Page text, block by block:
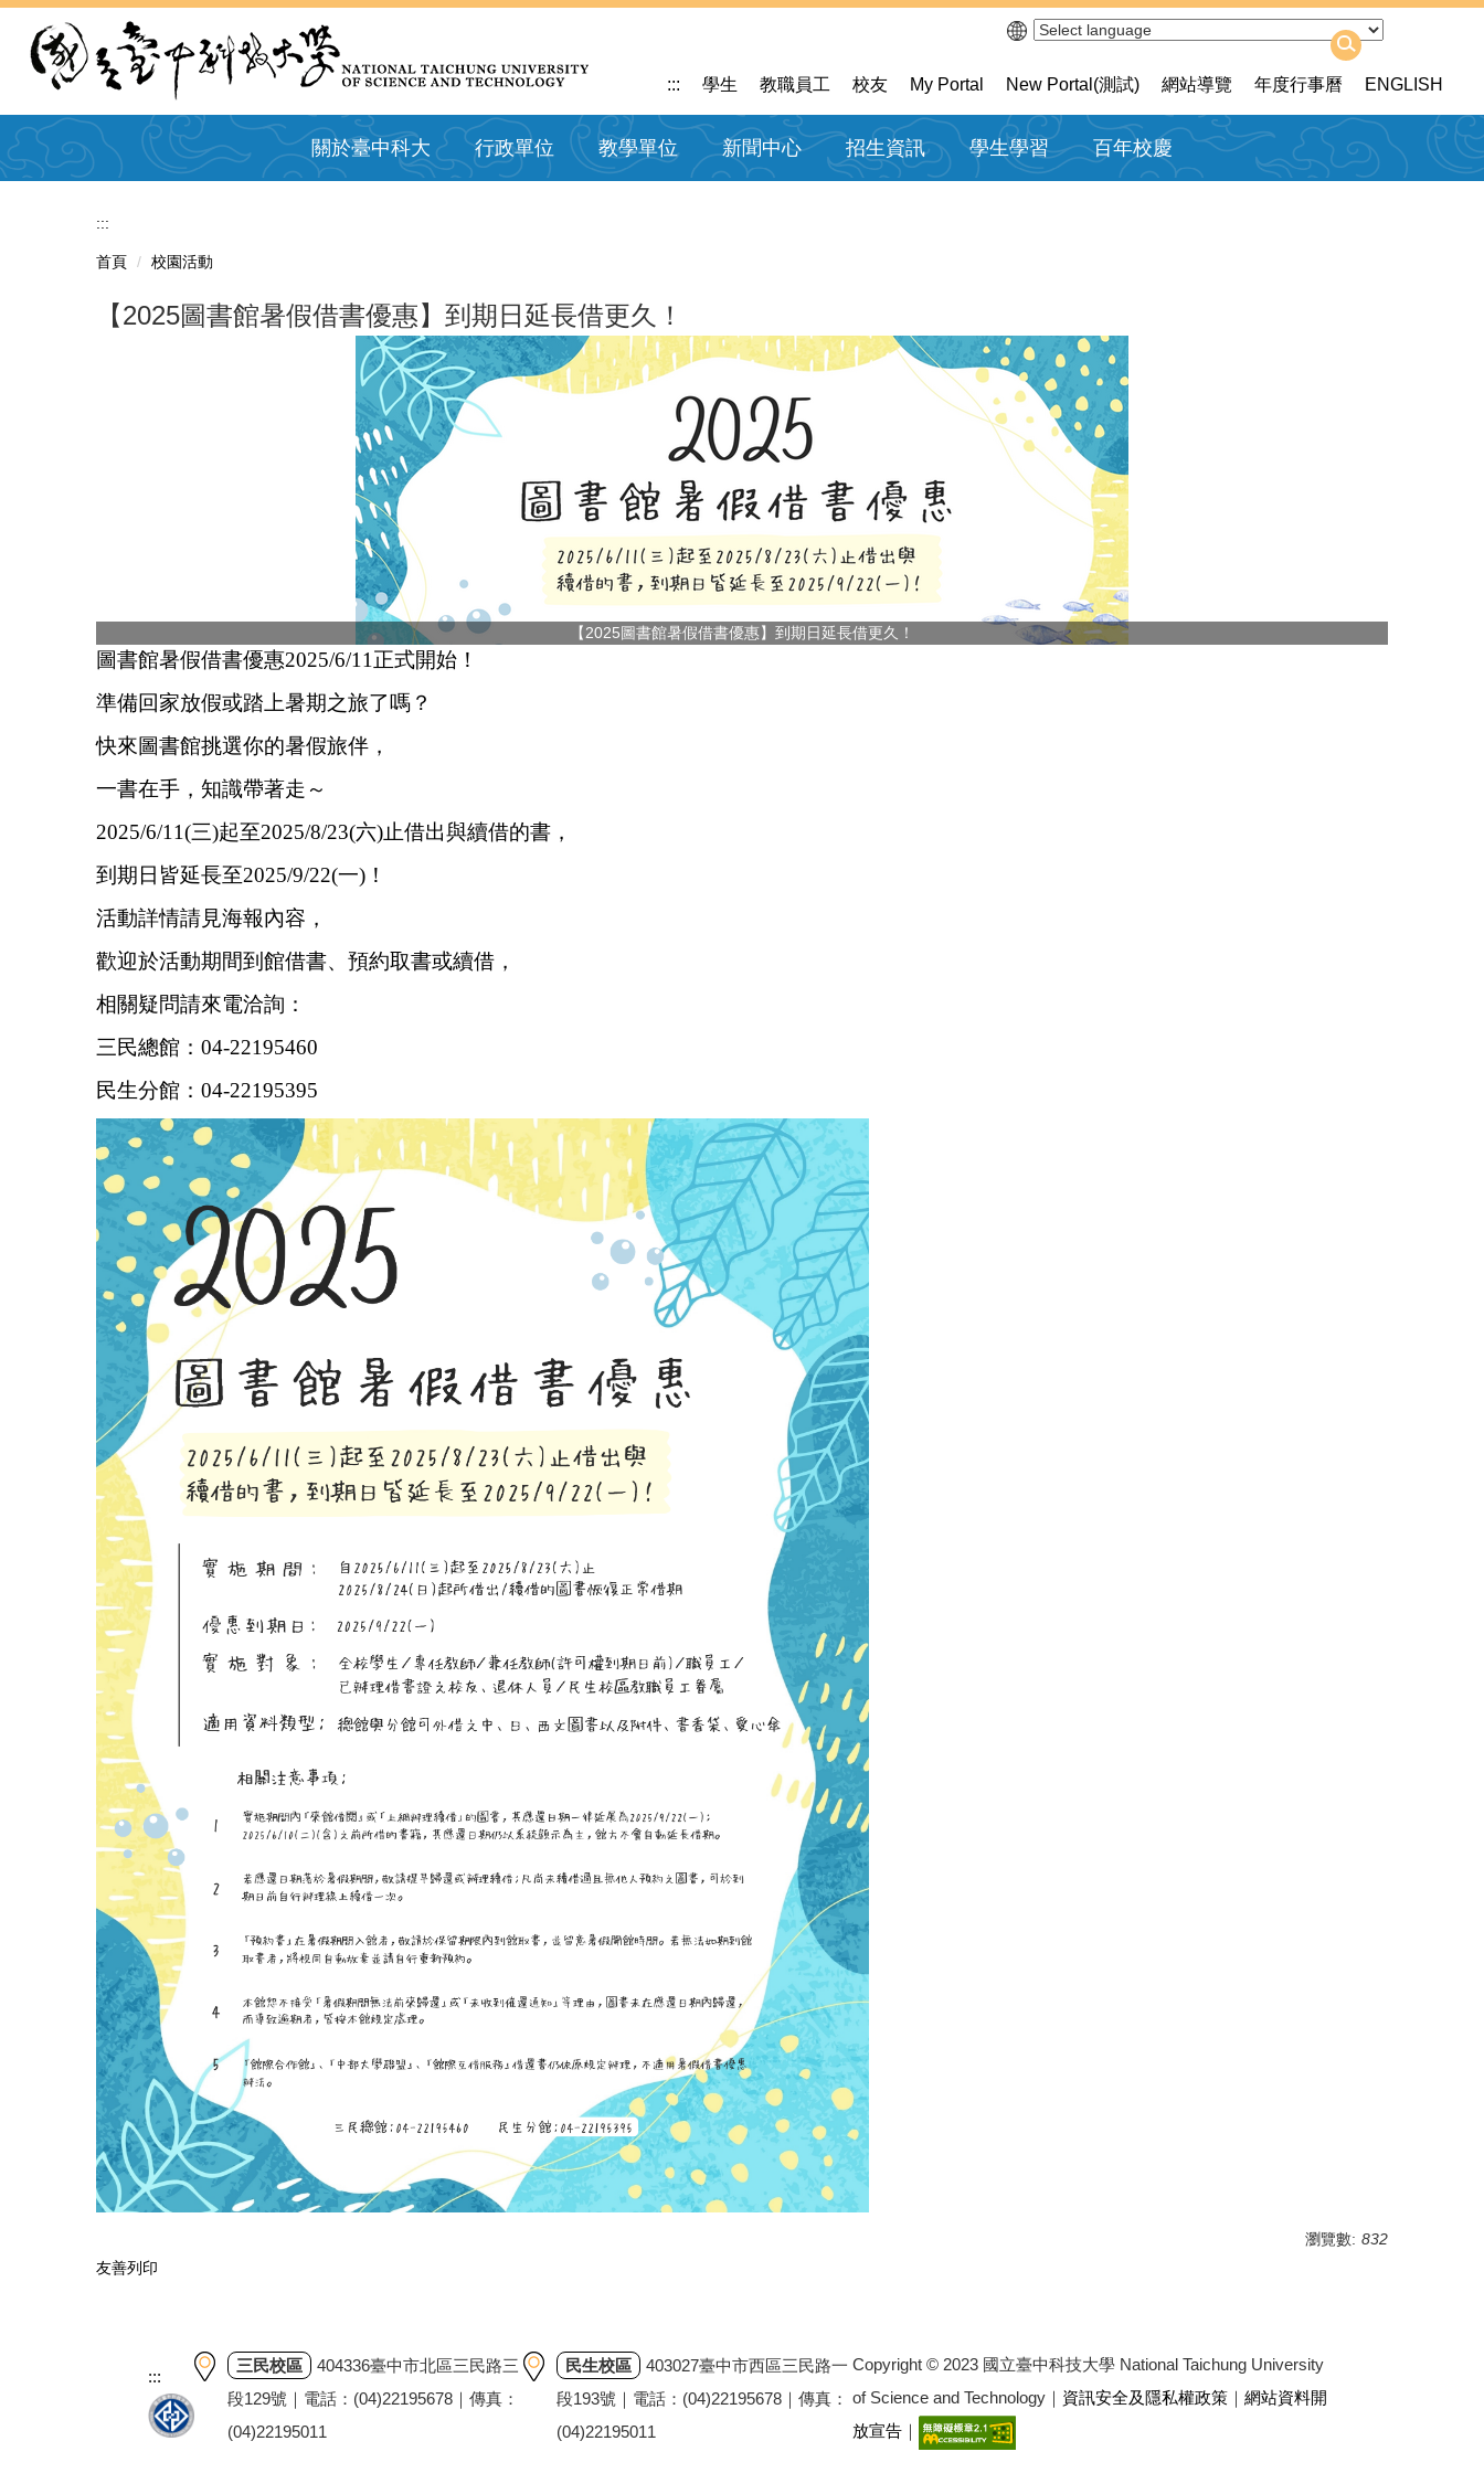
容
區
關於臺中科大 行政單位 教學單位 新聞中心 招生資訊 學生學習 百年校慶
::: 學生 教職員工 校友 My Portal New Portal(測試) 網站導覽 年度行事曆 ENGLISH
:::
首頁 校園活動
【2025圖書館暑假借書優惠】到期日延長借更久！
【2025圖書館暑假借書優惠】到期日延長借更久！
圖書館暑假借書優惠2025/6/11正式開始！
準備回家放假或踏上暑期之旅了嗎？
快來圖書館挑選你的暑假旅伴，
一書在手，知識帶著走～
2025/6/11(三)起至2025/8/23(六)止借出與續借的書，
到期日皆延長至2025/9/22(一)！
活動詳情請見海報內容，
歡迎於活動期間到館借書、預約取書或續借，
相關疑問請來電洽詢：
三民總館：04-22195460
民生分館：04-22195395
瀏覽數: 832
友善列印
:::
三民校區
404336臺中市北區三民路三
段129號｜電話：(04)22195678｜傳真：
(04)22195011
民生校區
403027臺中市西區三民路一
段193號｜電話：(04)22195678｜傳真：
(04)22195011
Copyright © 2023 國立臺中科技大學 National Taichung University
of Science and Technology｜ 資訊安全及隱私權政策｜ 網站資料開
放宣告｜